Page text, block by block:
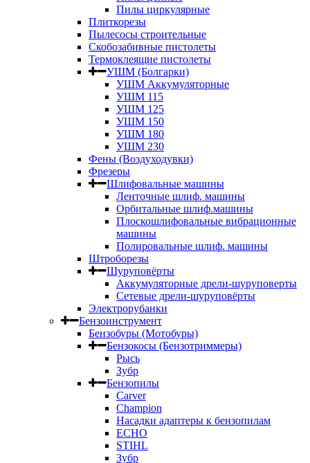
Пилы циркулярные
Плиткорезы
Пылесосы строительные
Скобозабивные пистолеты
Термоклеящие пистолеты
УШМ (Болгарки)
УШМ Аккумуляторные
УШМ 115
УШМ 125
УШМ 150
УШМ 180
УШМ 230
Фены (Воздуходувки)
Фрезеры
Шлифовальные машины
Ленточные шлиф. машины
Орбитальные шлиф.машины
Плоскошлифовальные вибрационные
машины
Полировальные шлиф. машины
Штроборезы
Шуруповёрты
Аккумуляторные дрели-шуруповерты
Сетевые дрели-шуруповёрты
Электрорубанки
Бензоинструмент
Бензобуры (Мотобуры)
Бензокосы (Бензотриммеры)
Рысь
Зубр
Бензопилы
Carver
Champion
Насадки адаптеры к бензопилам
ECHO
STIHL
Зубр